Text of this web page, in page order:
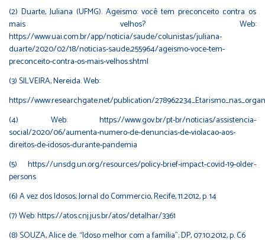
(2) Duarte, Juliana (UFMG). Ageismo: você tem preconceito contra os
mais velhos? Web:
https://www.uai.com.br/app/noticia/saude/colunistas/juliana-
duarte/2020/02/18/noticias-saude,255964/ageismo-voce-tem-
preconceito-contra-os-mais-velhos.shtml
(3) SILVEIRA, Nereida. Web:
https://www.researchgate.net/publication/
(4) Web: https://www.gov.br/pt-br/noticias/assistencia-
social/2020/06/aumenta-numero-de-denuncias-de-violacao-aos-
direitos-de-idosos-durante-pandemia
(5) https://unsdg.un.org/resources/policy-brief-impact-covid-19-older-
persons
(6) A vez dos Idosos; Jornal do Commercio, Recife, 11.2012, p. 14
(7) Web: https://atos.cnj.jus.br/atos/detalhar/3361
(8) SOUZA, Alice de. “Idoso melhor com a família”; DP, 07.10.2012, p. C6